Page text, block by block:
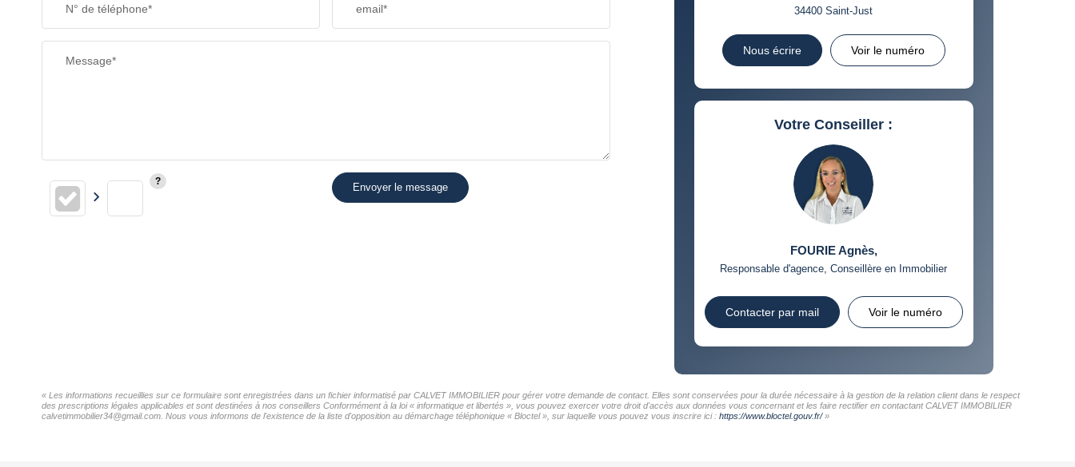
RESTAURANTS ET CAFÉS COMMERCES
N° de téléphone* email*
Message*
Envoyer le message
34400Saint-Just
Nous écrire Voir le numéro
Votre Conseiller :
FOURIE Agnès,
Responsable d'agence, Conseillère en Immobilier
Contacter par mail Voir le numéro
« Les informations recueillies sur ce formulaire sont enregistrées dans un fichier informatisé par CALVET IMMOBILIER pour gérer votre demande de contact. Elles sont conservées pour la durée nécessaire à la gestion de la relation client dans le respect
des prescriptions légales applicables et sont destinées à nos conseillers Conformément à la loi « informatique et libertés », vous pouvez exercer votre droit d'accès aux données vous concernant et les faire rectifier en contactant CALVET IMMOBILIER
calvetimmobilier34@gmail.com. Nous vous informons de l'existence de la liste d'opposition au démarchage téléphonique « Bloctel », sur laquelle vous pouvez vous inscrire ici : https://www.bloctel.gouv.fr/»